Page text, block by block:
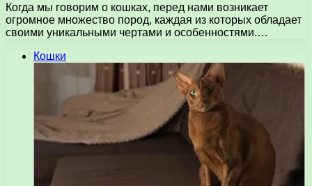
Когда мы говорим о кошках, перед нами возникает
огромное множество пород, каждая из которых обладает
своими уникальными чертами и особенностями.…
Кошки